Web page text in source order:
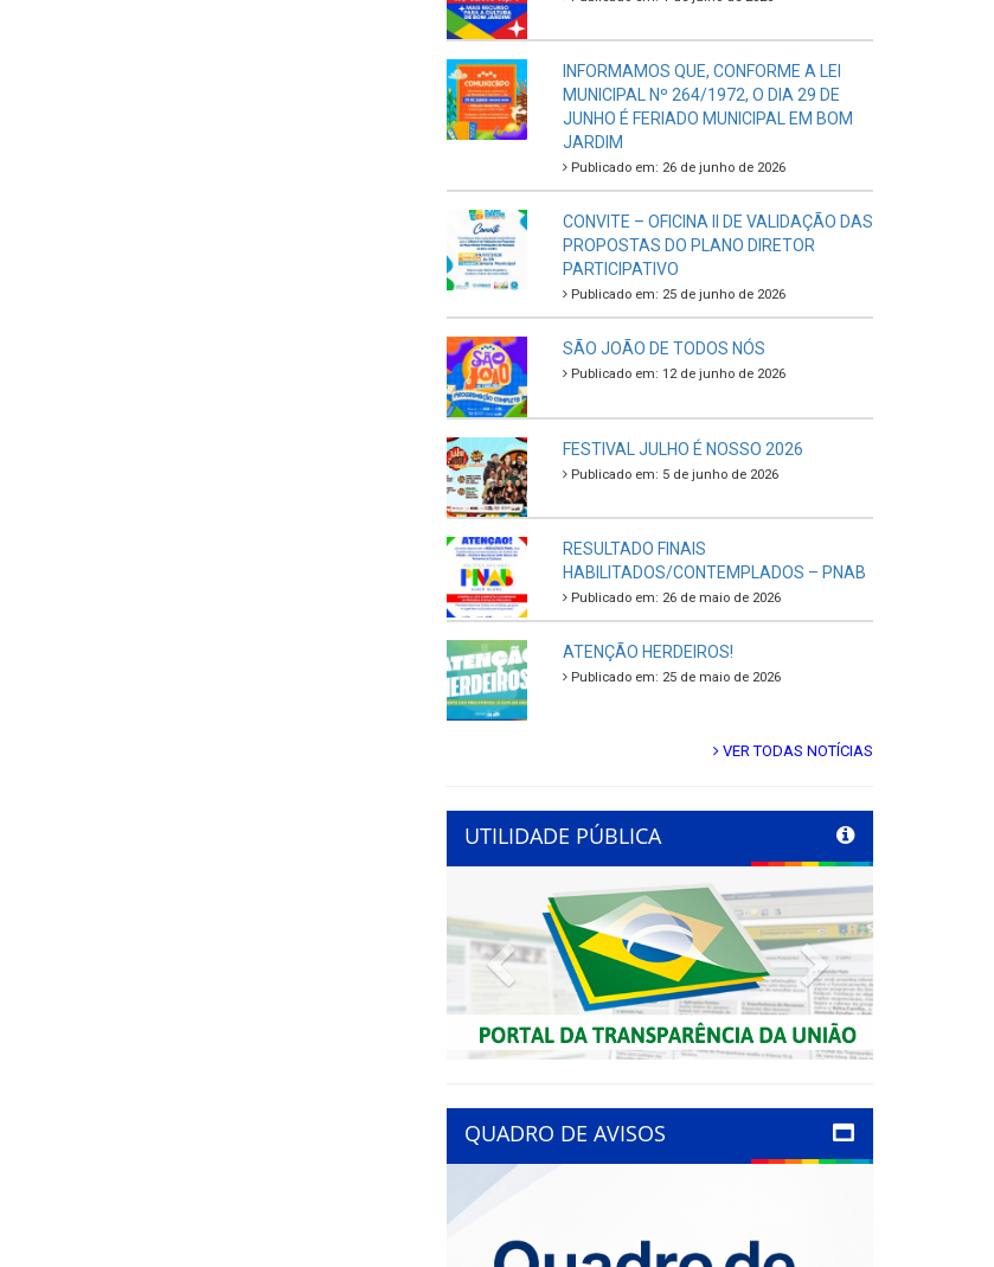
INFORMAMOS QUE, CONFORME A LEI
MUNICIPAL Nº 264/1972, O DIA 29 DE
JUNHO É FERIADO MUNICIPAL EM BOM
JARDIM
Publicado em: 26 de junho de 2026
CONVITE – OFICINA II DE VALIDAÇÃO DAS
PROPOSTAS DO PLANO DIRETOR
PARTICIPATIVO
Publicado em: 25 de junho de 2026
SÃO JOÃO DE TODOS NÓS
Publicado em: 12 de junho de 2026
FESTIVAL JULHO É NOSSO 2026
Publicado em: 5 de junho de 2026
RESULTADO FINAIS
HABILITADOS/CONTEMPLADOS – PNAB
Publicado em: 26 de maio de 2026
ATENÇÃO HERDEIROS!
Publicado em: 25 de maio de 2026
VER TODAS NOTÍCIAS
UTILIDADE PÚBLICA
Previous Next
QUADRO DE AVISOS